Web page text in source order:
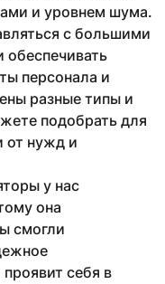
и уровнем шума.
с большими
персонала и
разные типы и
подобрать для
от нужд и
у нас
она
смогли
себя в